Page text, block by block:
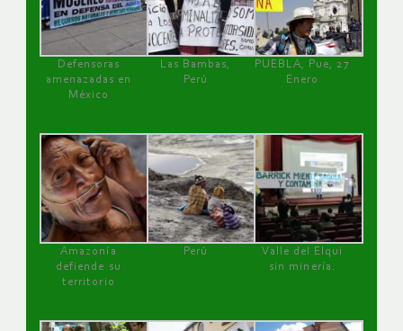
Defensoras
amenazadas en
México
Las Bambas,
Perú
PUEBLA, Pue, 27
Enero
Amazonía
defiende su
territorio
Perú
Valle del Elqui
sin minería.